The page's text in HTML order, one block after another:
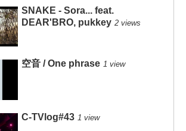
SNAKE - Sora... feat.
DEAR'BRO, pukkey 2 views
空音 / One phrase 1 view
C-TVlog#43 1 view